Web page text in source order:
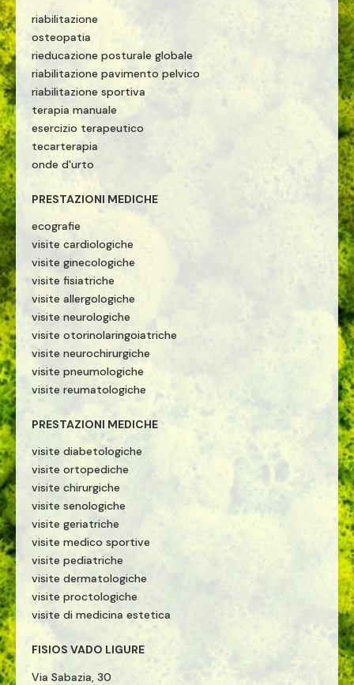
riabilitazione
osteopatia
rieducazione posturale globale
riabilitazione pavimento pelvico
riabilitazione sportiva
terapia manuale
esercizio terapeutico
tecarterapia
onde d'urto
PRESTAZIONI MEDICHE
ecografie
visite cardiologiche
visite ginecologiche
visite fisiatriche
visite allergologiche
visite neurologiche
visite otorinolaringoiatriche
visite neurochirurgiche
visite pneumologiche
visite reumatologiche
PRESTAZIONI MEDICHE
visite diabetologiche
visite ortopediche
visite chirurgiche
visite senologiche
visite geriatriche
visite medico sportive
visite pediatriche
visite dermatologiche
visite proctologiche
visite di medicina estetica
FISIOS VADO LIGURE
Via Sabazia, 30